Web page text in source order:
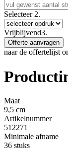
Selecteer 2.
Vrijblijvend3.
Offerte aanvragen
naar de offertelijst
Maat
9,5 cm
Artikelnummer
512271
Minimale afname
36 stuks